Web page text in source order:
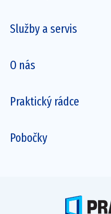
Služby a servis
O nás
Praktický rádce
Pobočky